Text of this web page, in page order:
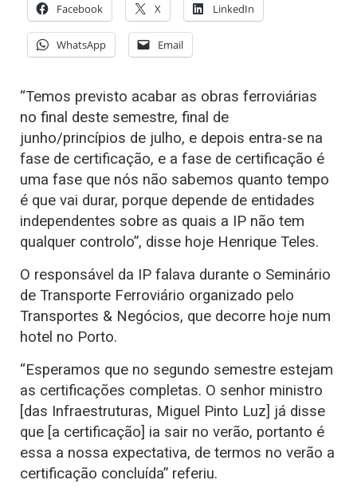
Facebook X LinkedIn
WhatsApp Email
“Temos previsto acabar as obras ferroviárias
no final deste semestre, final de
junho/princípios de julho, e depois entra-se na
fase de certificação, e a fase de certificação é
uma fase que nós não sabemos quanto tempo
é que vai durar, porque depende de entidades
independentes sobre as quais a IP não tem
qualquer controlo”, disse hoje Henrique Teles.
O responsável da IP falava durante o Seminário
de Transporte Ferroviário organizado pelo
Transportes & Negócios, que decorre hoje num
hotel no Porto.
“Esperamos que no segundo semestre estejam
as certificações completas. O senhor ministro
[das Infraestruturas, Miguel Pinto Luz] já disse
que [a certificação] ia sair no verão, portanto é
essa a nossa expectativa, de termos no verão a
certificação concluída” referiu.